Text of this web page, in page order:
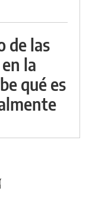
de las
la
qué es